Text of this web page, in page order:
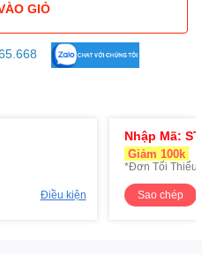
GIỎ
Điều kiện
Nhập Mã:
Giảm 100k
*Đơn Tối Thiểu
Sao chép